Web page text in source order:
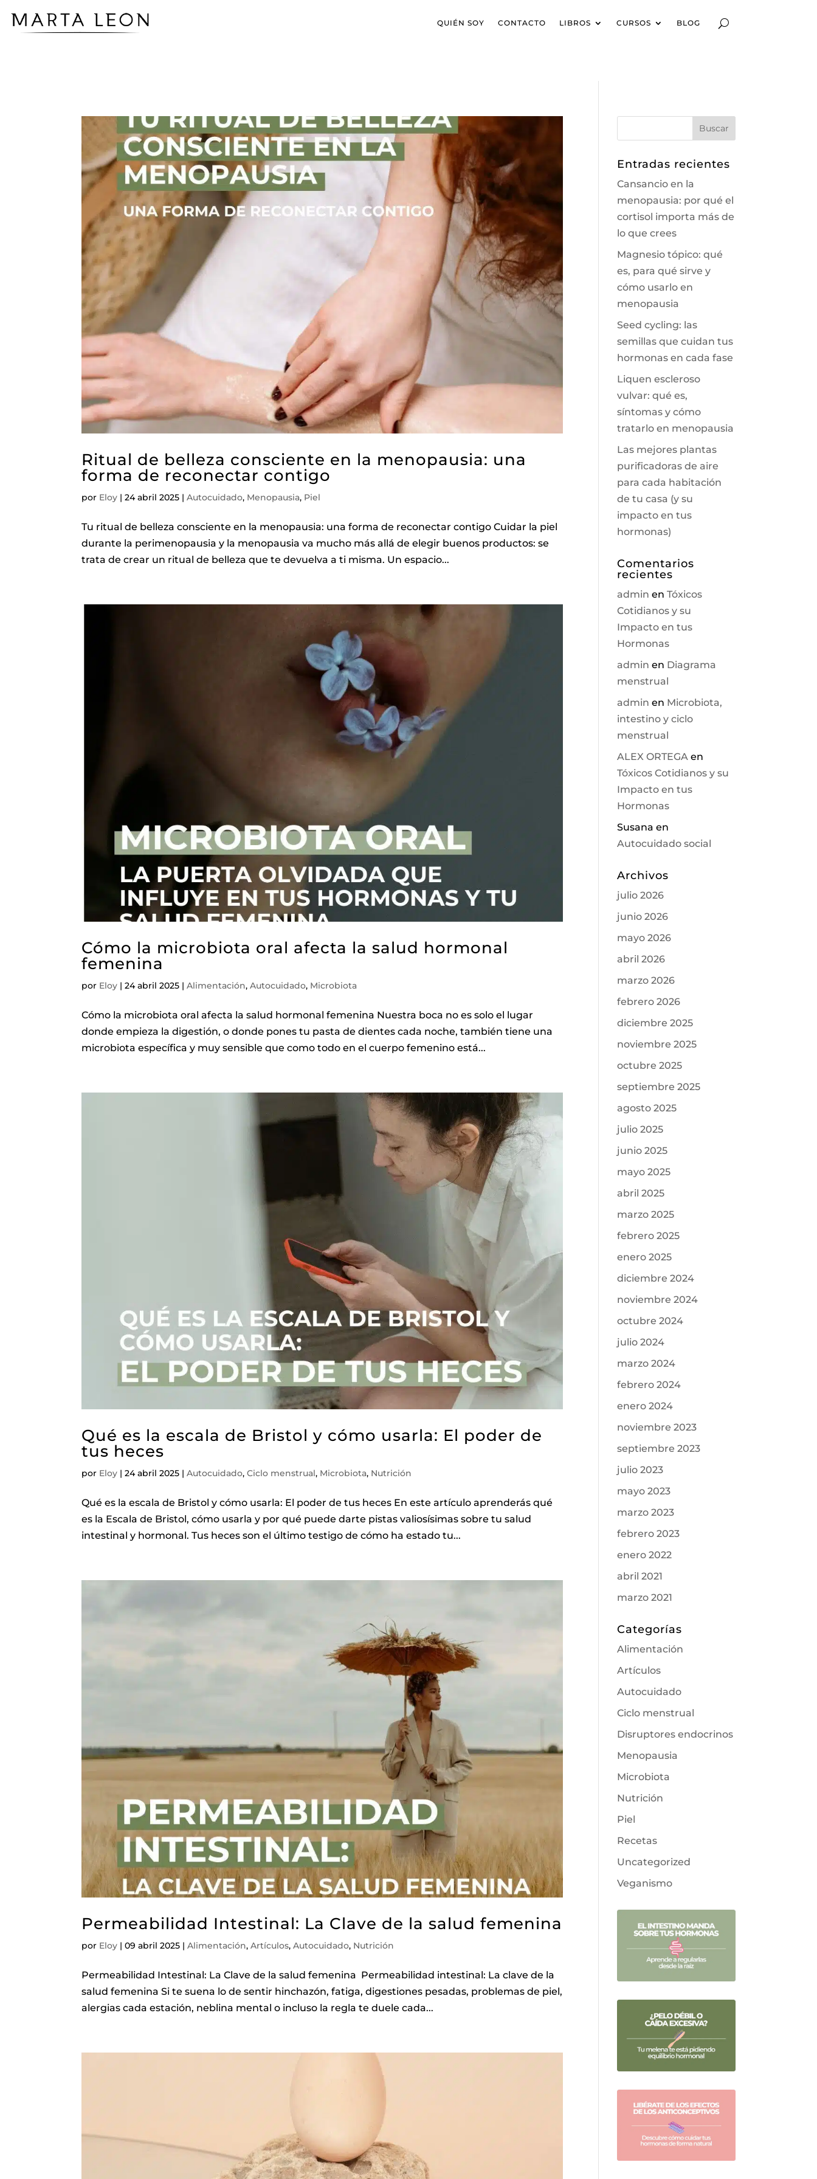
QUIÉN SOY CONTACTO LIBROS CURSOS BLOG
Ritual de belleza consciente en la menopausia: una
forma de reconectar contigo
por Eloy |24 abril 2025 |Autocuidado, Menopausia, Piel
Tu ritual de belleza consciente en la menopausia: una forma de reconectar contigo Cuidar la piel
durante la perimenopausia y la menopausia va mucho más allá de elegir buenos productos: se
trata de crear un ritual de belleza que te devuelva a ti misma. Un espacio...
Cómo la microbiota oral afecta la salud hormonal
femenina
por Eloy |24 abril 2025 |Alimentación,Autocuidado, Microbiota
Cómo la microbiota oral afecta la salud hormonal femenina Nuestra boca no es solo el lugar
donde empieza la digestión, o donde pones tu pasta de dientes cada noche, también tiene una
microbiota específica y muy sensible que como todo en el cuerpo femenino está...
Qué es la escala de Bristol y cómo usarla: El poder de
tus heces
por Eloy |24 abril 2025 |Autocuidado,Ciclo menstrual, Microbiota, Nutrición
Qué es la escala de Bristol y cómo usarla: El poder de tus heces En este artículo aprenderás qué
es la Escala de Bristol, cómo usarla y por qué puede darte pistas valiosísimas sobre tu salud
intestinal y hormonal. Tus heces son el último testigo de cómo ha estado tu...
Permeabilidad Intestinal: La Clave de la salud femenina
por Eloy |09 abril 2025 |Alimentación,Artículos,Autocuidado, Nutrición
Permeabilidad Intestinal: La Clave de la salud femenina Permeabilidad intestinal: La clave de la
salud femenina Si te suena lo de sentir hinchazón, fatiga, digestiones pesadas, problemas de piel,
alergias cada estación, neblina mental o incluso la regla te duele cada...
Entradas recientes
Cansancio en la
menopausia: por qué el
cortisol importa más de
lo que crees
Magnesio tópico: qué
es, para qué sirve y
cómo usarlo en
menopausia
Seed cycling: las
semillas que cuidan tus
hormonas en cada fase
Liquen escleroso
vulvar: qué es,
síntomas y cómo
tratarlo en menopausia
Las mejores plantas
purificadoras de aire
para cada habitación
de tu casa (y su
impacto en tus
hormonas)
Comentarios
recientes
admin enTóxicos
Cotidianos y su
Impacto en tus
Hormonas
admin en Diagrama
menstrual
admin en Microbiota,
intestino y ciclo
menstrual
ALEX ORTEGA en
Tóxicos Cotidianos y su
Impacto en tus
Hormonas
Susana en
Autocuidado social
Archivos
julio 2026
junio 2026
mayo 2026
abril 2026
marzo 2026
febrero 2026
diciembre 2025
noviembre 2025
octubre 2025
septiembre 2025
agosto 2025
julio 2025
junio 2025
mayo 2025
abril 2025
marzo 2025
febrero 2025
enero 2025
diciembre 2024
noviembre 2024
octubre 2024
julio 2024
marzo 2024
febrero 2024
enero 2024
noviembre 2023
septiembre 2023
julio 2023
mayo 2023
marzo 2023
febrero 2023
enero 2022
abril 2021
marzo 2021
Categorías
Alimentación
Artículos
Autocuidado
Ciclo menstrual
Disruptores endocrinos
Menopausia
Microbiota
Nutrición
Piel
Recetas
Uncategorized
Veganismo